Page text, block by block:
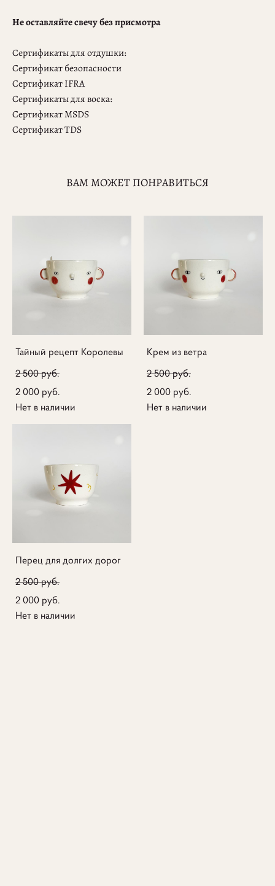
Не оставляйте свечу без присмотра
Сертификаты для отдушки:
Сертификат безопасности
Сертификат IFRA
Сертификаты для воска:
Сертификат MSDS
Сертификат TDS
ВАМ МОЖЕТ ПОНРАВИТЬСЯ
Тайный рецепт Королевы
2 500 pуб.
2 000 pуб.
Нет в наличии
Крем из ветра
2 500 pуб.
2 000 pуб.
Нет в наличии
Перец для долгих дорог
2 500 pуб.
2 000 pуб.
Нет в наличии